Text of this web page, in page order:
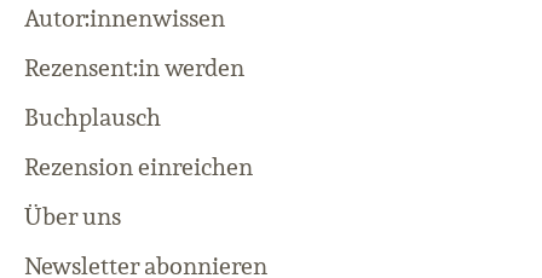
Autor:innenwissen
Rezensent:in werden
Buchplausch
Rezension einreichen
Über uns
Newsletter abonnieren